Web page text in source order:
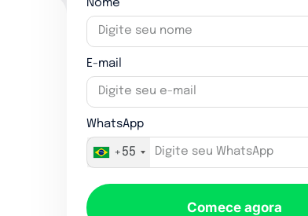
Nome
E-mail
WhatsApp
+55
Comece agora